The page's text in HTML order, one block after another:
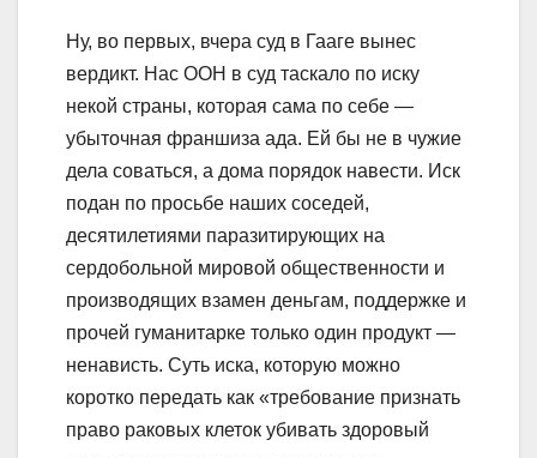
Ну, во первых, вчера суд в Гааге вынес
вердикт. Нас ООН в суд таскало по иску
некой страны, которая сама по себе —
убыточная франшиза ада. Ей бы не в чужие
дела соваться, а дома порядок навести. Иск
подан по просьбе наших соседей,
десятилетиями паразитирующих на
сердобольной мировой общественности и
производящих взамен деньгам, поддержке и
прочей гуманитарке только один продукт —
ненависть. Суть иска, которую можно
коротко передать как «требование признать
право раковых клеток убивать здоровый